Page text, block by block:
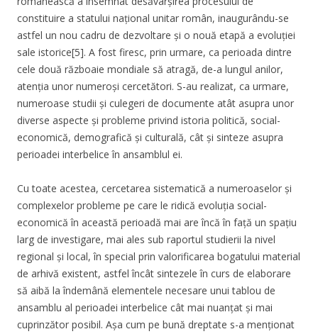
constituire a statului național unitar român, inaugurându-se
astfel un nou cadru de dezvoltare și o nouă etapă a evoluției
sale istorice[5]. A fost firesc, prin urmare, ca perioada dintre
cele două războaie mondiale să atragă, de-a lungul anilor,
atenția unor numeroși cercetători. S-au realizat, ca urmare,
numeroase studii și culegeri de documente atât asupra unor
diverse aspecte și probleme privind istoria politică, social-
economică, demografică și culturală, cât și sinteze asupra
perioadei interbelice în ansamblul ei.
Cu toate acestea, cercetarea sistematică a numeroaselor și
complexelor probleme pe care le ridică evoluția social-
economică în această perioadă mai are încă în față un spațiu
larg de investigare, mai ales sub raportul studierii la nivel
regional și local, în special prin valorificarea bogatului material
de arhivă existent, astfel încât sintezele în curs de elaborare
să aibă la îndemână elementele necesare unui tablou de
ansamblu al perioadei interbelice cât mai nuanțat și mai
cuprinzător posibil. Așa cum pe bună dreptate s-a menționat